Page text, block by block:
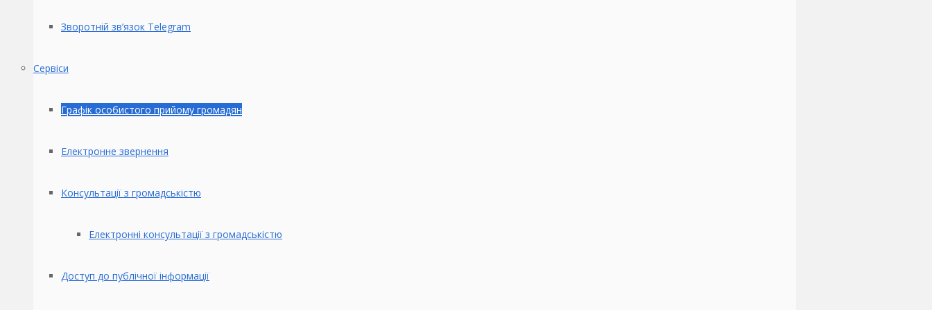
Зворотній зв’язок Telegram
Сервіси
Графік особистого прийому громадян
Електронне звернення
Консультації з громадськістю
Електронні консультації з громадськістю
Доступ до публічної інформації